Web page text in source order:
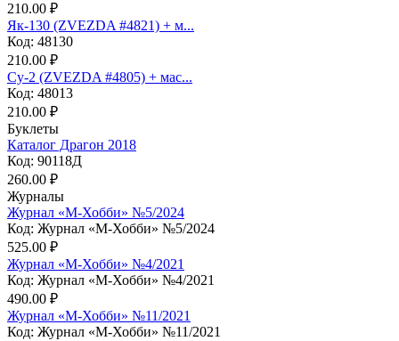
210.00 ₽
Як-130 (ZVEZDA #4821) + м...
Код: 48130
210.00 ₽
Су-2 (ZVEZDA #4805) + мас...
Код: 48013
210.00 ₽
Буклеты
Каталог Драгон 2018
Код: 90118Д
260.00 ₽
Журналы
Журнал «М-Хобби» №5/2024
Код: Журнал «М-Хобби» №5/2024
525.00 ₽
Журнал «М-Хобби» №4/2021
Код: Журнал «М-Хобби» №4/2021
490.00 ₽
Журнал «М-Хобби» №11/2021
Код: Журнал «М-Хобби» №11/2021